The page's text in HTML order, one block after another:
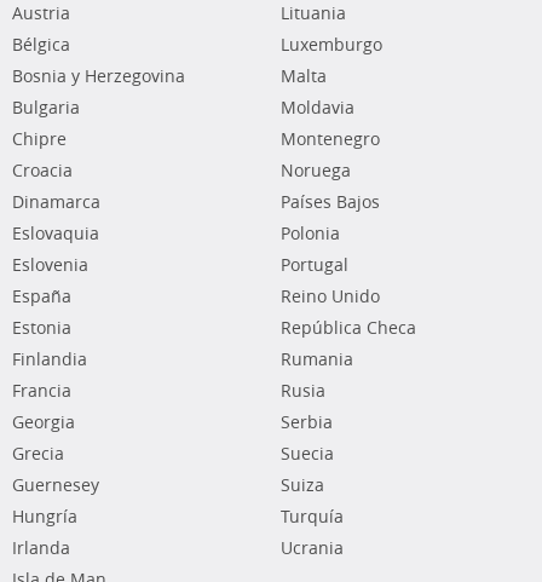
Austria
Bélgica
Bosnia y Herzegovina
Bulgaria
Chipre
Croacia
Dinamarca
Eslovaquia
Eslovenia
España
Estonia
Finlandia
Francia
Georgia
Grecia
Guernesey
Hungría
Irlanda
Lituania
Luxemburgo
Malta
Moldavia
Montenegro
Noruega
Países Bajos
Polonia
Portugal
Reino Unido
República Checa
Rumania
Rusia
Serbia
Suecia
Suiza
Turquía
Ucrania